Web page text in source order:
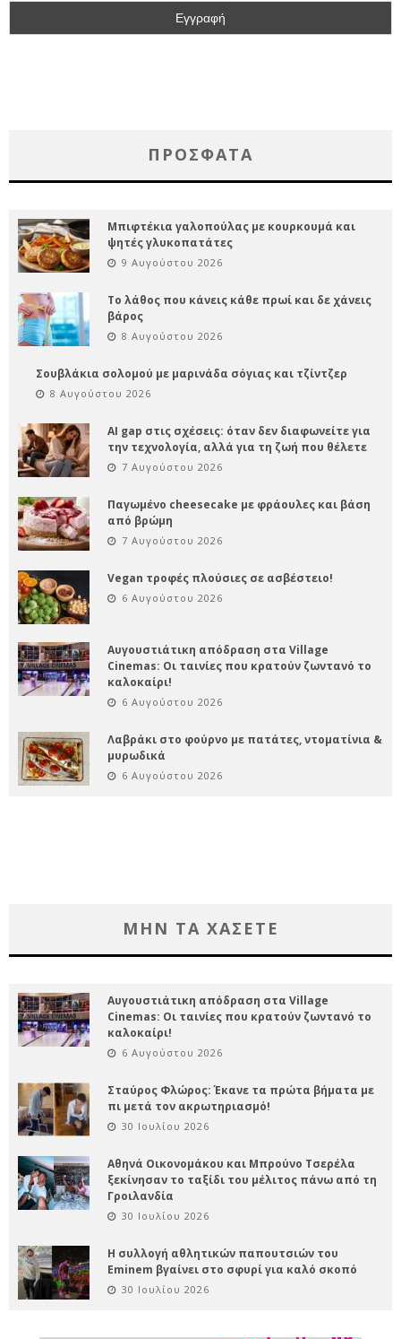
ΠΡΌΣΦΑΤΑ
Μπιφτέκια γαλοπούλας με κουρκουμά και
ψητές γλυκοπατάτες
9 Αυγούστου 2026
Το λάθος που κάνεις κάθε πρωί και δε χάνεις
βάρος
8 Αυγούστου 2026
Σουβλάκια σολομού με μαρινάδα σόγιας και τζίντζερ
8 Αυγούστου 2026
AI gap στις σχέσεις: όταν δεν διαφωνείτε για
την τεχνολογία, αλλά για τη ζωή που θέλετε
7 Αυγούστου 2026
Παγωμένο cheesecake με φράουλες και βάση
από βρώμη
7 Αυγούστου 2026
Vegan τροφές πλούσιες σε ασβέστειο!
6 Αυγούστου 2026
Αυγουστιάτικη απόδραση στα Village
Cinemas: Οι ταινίες που κρατούν ζωντανό το
καλοκαίρι!
6 Αυγούστου 2026
Λαβράκι στο φούρνο με πατάτες, ντοματίνια &
μυρωδικά
6 Αυγούστου 2026
ΜΗΝ ΤΑ ΧΑΣΕΤΕ
Αυγουστιάτικη απόδραση στα Village
Cinemas: Οι ταινίες που κρατούν ζωντανό το
καλοκαίρι!
6 Αυγούστου 2026
Σταύρος Φλώρος: Έκανε τα πρώτα βήματα με
πι μετά τον ακρωτηριασμό!
30 Ιουλίου 2026
Αθηνά Οικονομάκου και Μπρούνο Τσερέλα
ξεκίνησαν το ταξίδι του μέλιτος πάνω από τη
Γροιλανδία
30 Ιουλίου 2026
Η συλλογή αθλητικών παπουτσιών του
Eminem βγαίνει στο σφυρί για καλό σκοπό
30 Ιουλίου 2026